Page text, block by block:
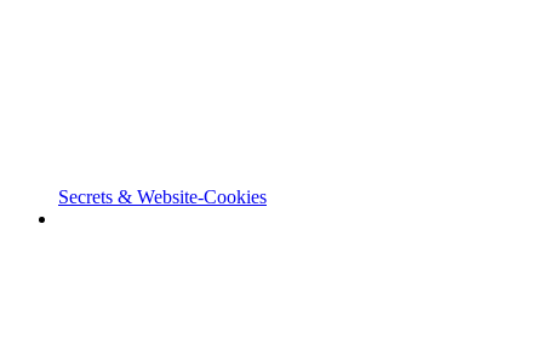
Secrets & Website-Cookies